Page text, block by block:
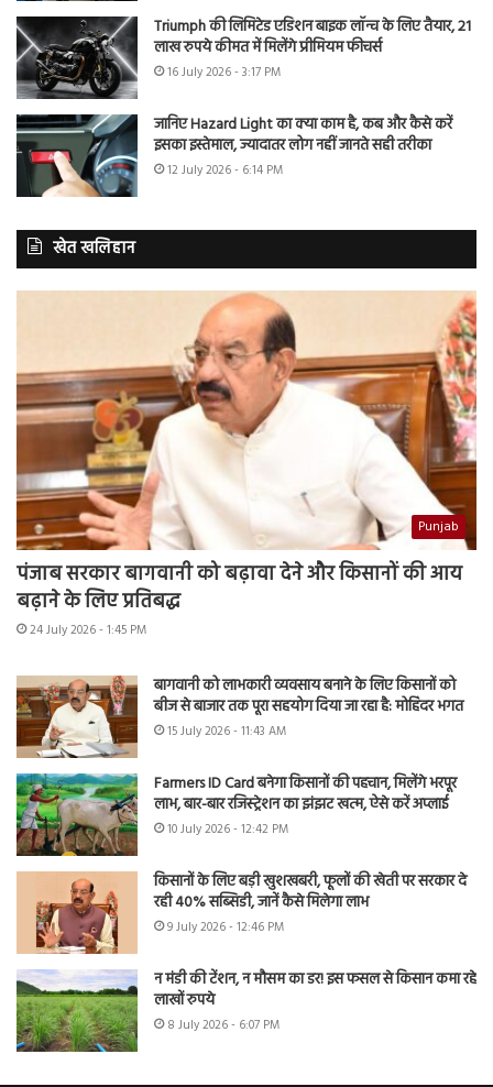
Triumph की लिमिटेड एडिशन बाइक लॉन्च के लिए तैयार, 21
लाख रुपये कीमत में मिलेंगे प्रीमियम फीचर्स
16 July 2026 - 3:17 PM
जानिए Hazard Light का क्या काम है, कब और कैसे करें
इसका इस्तेमाल, ज्यादातर लोग नहीं जानते सही तरीका
12 July 2026 - 6:14 PM
खेत खलिहान
Punjab
पंजाब सरकार बागवानी को बढ़ावा देने और किसानों की आय
बढ़ाने के लिए प्रतिबद्ध
24 July 2026 - 1:45 PM
बागवानी को लाभकारी व्यवसाय बनाने के लिए किसानों को
बीज से बाजार तक पूरा सहयोग दिया जा रहा है: मोहिंदर भगत
15 July 2026 - 11:43 AM
Farmers ID Card बनेगा किसानों की पहचान, मिलेंगे भरपूर
लाभ, बार-बार रजिस्ट्रेशन का झंझट खत्म, ऐसे करें अप्लाई
10 July 2026 - 12:42 PM
किसानों के लिए बड़ी खुशखबरी, फूलों की खेती पर सरकार दे
रही 40% सब्सिडी, जानें कैसे मिलेगा लाभ
9 July 2026 - 12:46 PM
न मंडी की टेंशन, न मौसम का डर! इस फसल से किसान कमा रहे
लाखों रुपये
8 July 2026 - 6:07 PM